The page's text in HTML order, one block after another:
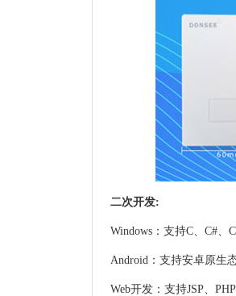
二次开发:
Windows：支持C、C#、
Android：支持安卓原生
Web开发：支持JSP、